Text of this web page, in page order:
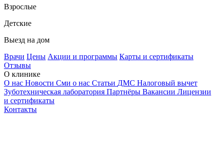
Взрослые
Детские
Выезд на дом
Врачи Цены Акции и программы Карты и сертификаты
Отзывы
О клинике
О нас Новости Сми о нас Статьи ДМС Налоговый вычет
Зуботехническая лаборатория Партнёры Вакансии Лицензии
и сертификаты
Контакты